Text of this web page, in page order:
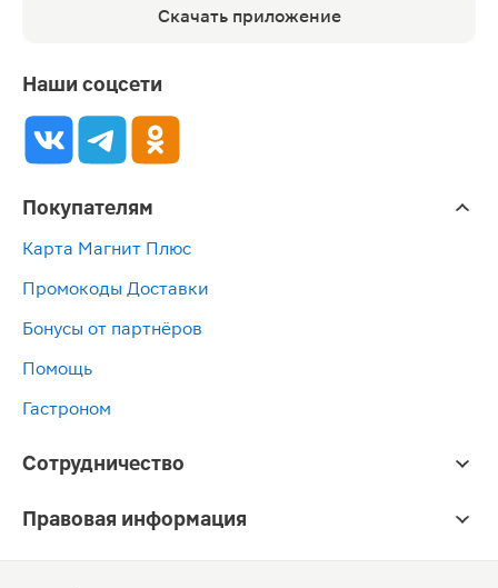
Скачать приложение
Наши соцсети
Покупателям
Карта Магнит Плюс
Промокоды Доставки
Бонусы от партнёров
Помощь
Гастроном
Сотрудничество
Правовая информация